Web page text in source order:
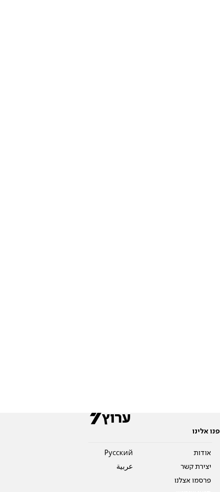
פנו אלינו
אודות
יצירת קשר
פרסמו אצלנו
Pусский
عربية